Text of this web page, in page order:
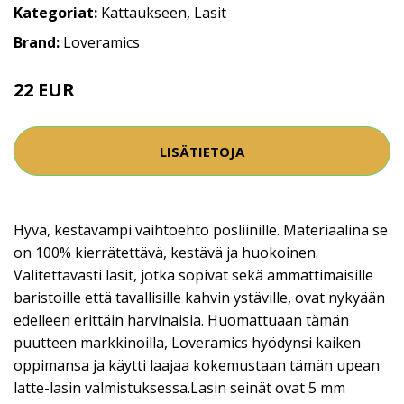
Kategoriat: Kattaukseen, Lasit
Brand: Loveramics
22 EUR
LISÄTIETOJA
Hyvä, kestävämpi vaihtoehto posliinille. Materiaalina se
on 100% kierrätettävä, kestävä ja huokoinen.
Valitettavasti lasit, jotka sopivat sekä ammattimaisille
baristoille että tavallisille kahvin ystäville, ovat nykyään
edelleen erittäin harvinaisia. Huomattuaan tämän
puutteen markkinoilla, Loveramics hyödynsi kaiken
oppimansa ja käytti laajaa kokemustaan tämän upean
latte-lasin valmistuksessa.Lasin seinät ovat 5 mm